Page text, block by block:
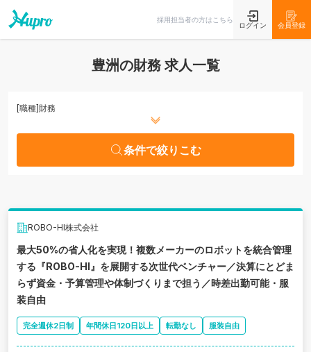
採用担当者の方はこちら
ログイン 会員登録
豊洲の財務 求人一覧
[職種]財務
条件で絞りこむ
ROBO-HI株式会社
最大50%の省人化を実現！複数メーカーのロボットを統合管理
する『ROBO-HI』を展開する次世代ベンチャー／決算にとどま
らず資金・予算管理や体制づくりまで担う／時差出勤可能・服
装自由
完全週休2日制 年間休日120日以上 転勤なし 服装自由